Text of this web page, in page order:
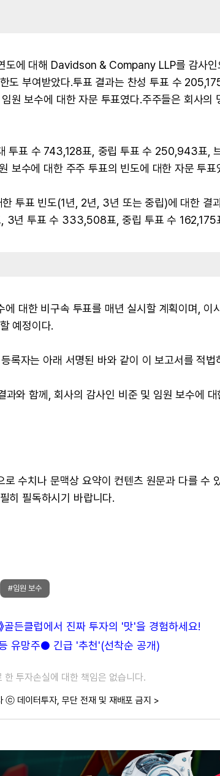
에 대해 Davidson & Company LLP를 감사인
도 부여받았다.투표 결과는 찬성 투표 수
원 보수에 대한 자문 투표였다.주주들은 회사의
투표 수 743,128표, 중립 투표 수 250,943표,
보수에 대한 주주 투표의 빈도에 대한 자문 투표
투표 빈도(1년, 2년, 3년 또는 중립)에 대한 결
년 투표 수 333,508표, 중립 투표 수 162,175
대한 비구속 투표를 매년 실시할 계획이며, 이
예정이다.
록자는 아래 서명된 바와 같이 이 보고서를 적법
와 함께, 회사의 감사인 비준 및 임원 보수에
수치나 문맥상 요약이 컨텐츠 원문과 다를 수
히 필독하시기 바랍니다.
#임원 보수
든클럽에서 진짜 투자의 '맛'을 경험하세요!
유망주● 긴급 '추천'(선착순 공개)
투자손실에 대한 책임은 없습니다.
ⓒ 데이터투자, 무단 전재 및 재배포 금지 >